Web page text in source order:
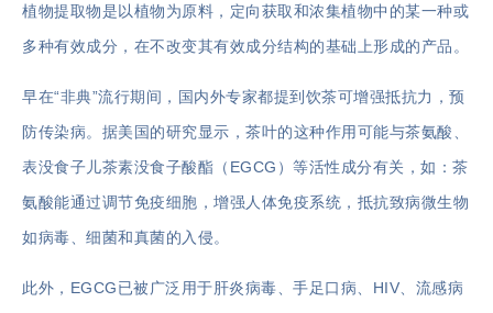
植物提取物是以植物为原料，定向获取和浓集植物中的某一种或
多种有效成分，在不改变其有效成分结构的基础上形成的产品。
早在“非典”流行期间，国内外专家都提到饮茶可增强抵抗力，预
防传染病。据美国的研究显示，茶叶的这种作用可能与茶氨酸、
表没食子儿茶素没食子酸酯（EGCG）等活性成分有关，如：茶
氨酸能通过调节免疫细胞，增强人体免疫系统，抵抗致病微生物
如病毒、细菌和真菌的入侵。
此外，EGCG已被广泛用于肝炎病毒、手足口病、HIV、流感病